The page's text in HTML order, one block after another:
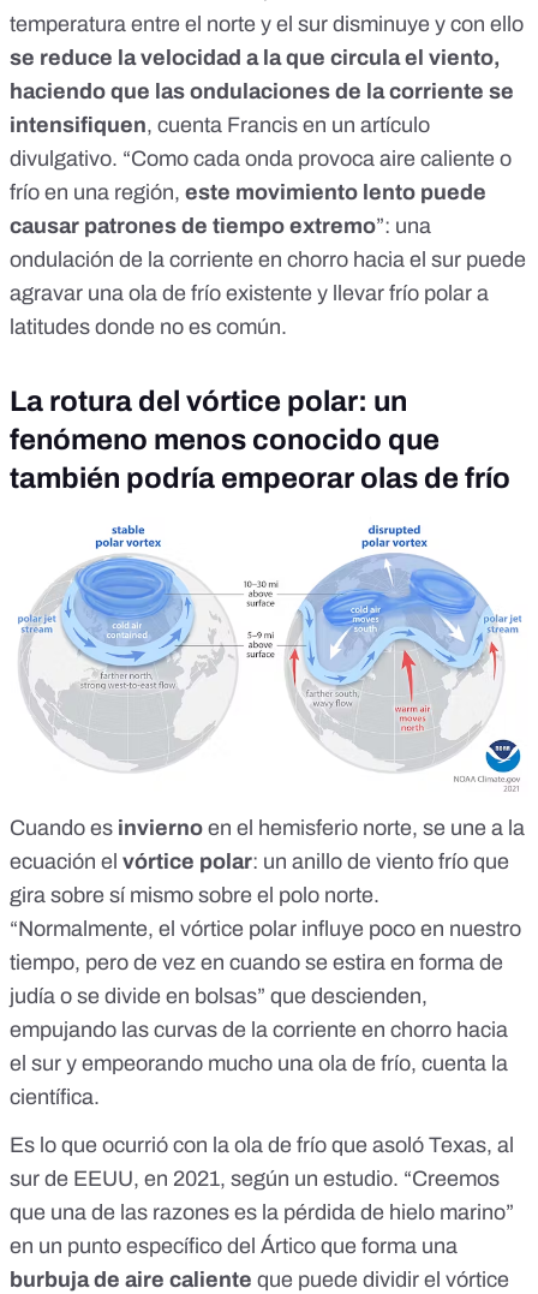
temperatura entre el norte y el sur disminuye y con ello
se reduce la velocidad a la que circula el viento,
haciendo que las ondulaciones de la corriente se
intensifiquen, cuenta Francis en un artículo
divulgativo. “Como cada onda provoca aire caliente o
frío en una región, este movimiento lento puede
causar patrones de tiempo extremo”: una
ondulación de la corriente en chorro hacia el sur puede
agravar una ola de frío existente y llevar frío polar a
latitudes donde no es común.
La rotura del vórtice polar: un
fenómeno menos conocido que
también podría empeorar olas de frío
Cuando es invierno en el hemisferio norte, se une a la
ecuación el vórtice polar: un anillo de viento frío que
gira sobre sí mismo sobre el polo norte.
“Normalmente, el vórtice polar influye poco en nuestro
tiempo, pero de vez en cuando se estira en forma de
judía o se divide en bolsas” que descienden,
empujando las curvas de la corriente en chorro hacia
el sur y empeorando mucho una ola de frío, cuenta la
científica.
Es lo que ocurrió con la ola de frío que asoló Texas, al
sur de EEUU, en 2021, según un estudio. “Creemos
que una de las razones es la pérdida de hielo marino”
en un punto específico del Ártico que forma una
burbuja de aire caliente que puede dividir el vórtice